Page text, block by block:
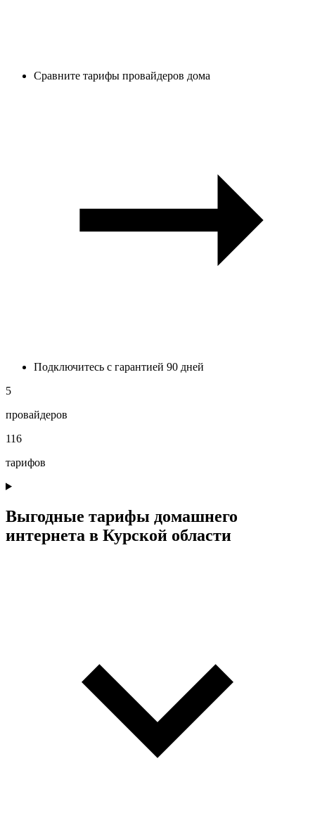
Сравните тарифы провайдеров дома
Подключитесь с гарантией 90 дней
5
провайдеров
116
тарифов
Выгодные тарифы домашнего
интернета в Курской области